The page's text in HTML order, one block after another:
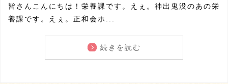
皆さんこんにちは！栄養課です。えぇ。神出鬼没のあの栄
養課です。えぇ。正和会ホ...
続きを読む